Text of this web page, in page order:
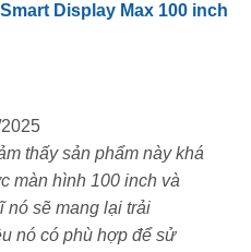
mỏng, hiện đại
mỏng, cho cảm giác
100 inch ấn tượng. Khung
sự chắc chắn, sang trọng
Display Max 100 inch
thấy sản phẩm này khá
màn hình 100 inch và
nó sẽ mang lại trải
nó có phù hợp để sử